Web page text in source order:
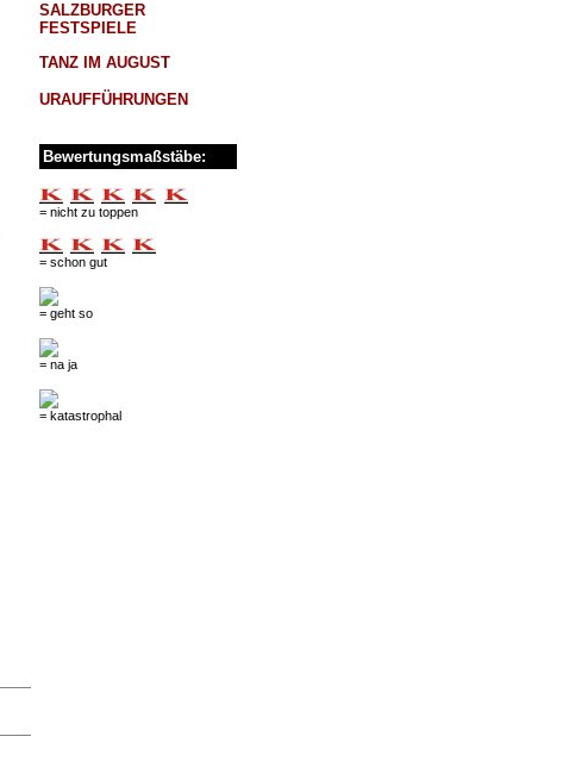
SALZBURGER
FESTSPIELE
TANZ IM AUGUST
URAUFFÜHRUNGEN
Bewertungsmaßstäbe:
= nicht zu toppen
= schon gut
= geht so
= na ja
= katastrophal